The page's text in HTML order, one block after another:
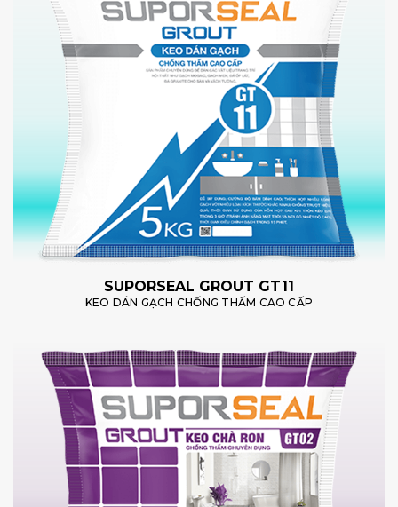
SUPORSEAL GROUT GT11
KEO DÁN GẠCH CHỐNG THẤM CAO CẤP